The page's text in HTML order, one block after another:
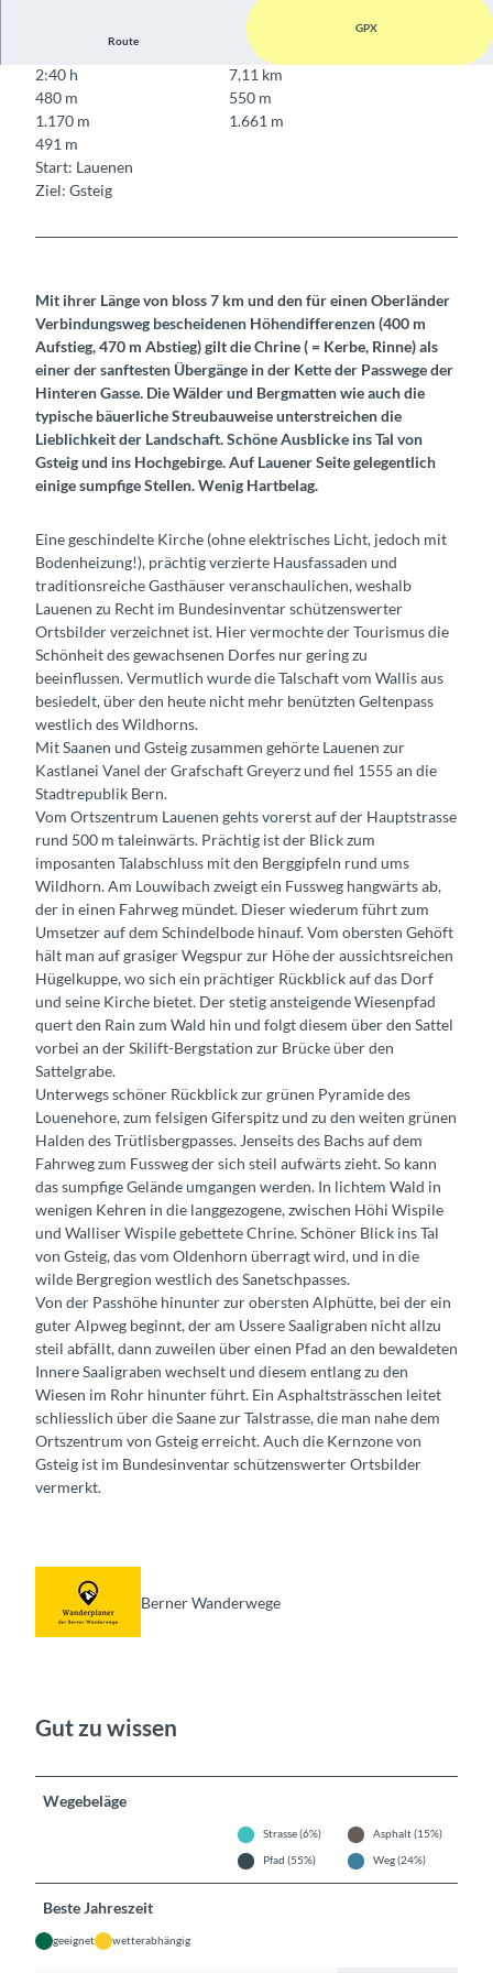
Route
GPX
2:40 h
7,11 km
480 m
550 m
1.170 m
1.661 m
491 m
Start: Lauenen
Ziel: Gsteig
Mit ihrer Länge von bloss 7 km und den für einen Oberländer
Verbindungsweg bescheidenen Höhendifferenzen (400 m
Aufstieg, 470 m Abstieg) gilt die Chrine ( = Kerbe, Rinne) als
einer der sanftesten Übergänge in der Kette der Passwege der
Hinteren Gasse. Die Wälder und Bergmatten wie auch die
typische bäuerliche Streubauweise unterstreichen die
Lieblichkeit der Landschaft. Schöne Ausblicke ins Tal von
Gsteig und ins Hochgebirge. Auf Lauener Seite gelegentlich
einige sumpfige Stellen. Wenig Hartbelag.
Eine geschindelte Kirche (ohne elektrisches Licht, jedoch mit
Bodenheizung!), prächtig verzierte Hausfassaden und
traditionsreiche Gasthäuser veranschaulichen, weshalb
Lauenen zu Recht im Bundesinventar schützenswerter
Ortsbilder verzeichnet ist. Hier vermochte der Tourismus die
Schönheit des gewachsenen Dorfes nur gering zu
beeinflussen. Vermutlich wurde die Talschaft vom Wallis aus
besiedelt, über den heute nicht mehr benützten Geltenpass
westlich des Wildhorns.
Mit Saanen und Gsteig zusammen gehörte Lauenen zur
Kastlanei Vanel der Grafschaft Greyerz und fiel 1555 an die
Stadtrepublik Bern.
Vom Ortszentrum Lauenen gehts vorerst auf der Hauptstrasse
rund 500 m taleinwärts. Prächtig ist der Blick zum
imposanten Talabschluss mit den Berggipfeln rund ums
Wildhorn. Am Louwibach zweigt ein Fussweg hangwärts ab,
der in einen Fahrweg mündet. Dieser wiederum führt zum
Umsetzer auf dem Schindelbode hinauf. Vom obersten Gehöft
hält man auf grasiger Wegspur zur Höhe der aussichtsreichen
Hügelkuppe, wo sich ein prächtiger Rückblick auf das Dorf
und seine Kirche bietet. Der stetig ansteigende Wiesenpfad
quert den Rain zum Wald hin und folgt diesem über den Sattel
vorbei an der Skilift-Bergstation zur Brücke über den
Sattelgrabe.
Unterwegs schöner Rückblick zur grünen Pyramide des
Louenehore, zum felsigen Giferspitz und zu den weiten grünen
Halden des Trütlisbergpasses. Jenseits des Bachs auf dem
Fahrweg zum Fussweg der sich steil aufwärts zieht. So kann
das sumpfige Gelände umgangen werden. In lichtem Wald in
wenigen Kehren in die langgezogene, zwischen Höhi Wispile
und Walliser Wispile gebettete Chrine. Schöner Blick ins Tal
von Gsteig, das vom Oldenhorn überragt wird, und in die
wilde Bergregion westlich des Sanetschpasses.
Von der Passhöhe hinunter zur obersten Alphütte, bei der ein
guter Alpweg beginnt, der am Ussere Saaligraben nicht allzu
steil abfällt, dann zuweilen über einen Pfad an den bewaldeten
Innere Saaligraben wechselt und diesem entlang zu den
Wiesen im Rohr hinunter führt. Ein Asphaltsträsschen leitet
schliesslich über die Saane zur Talstrasse, die man nahe dem
Ortszentrum von Gsteig erreicht. Auch die Kernzone von
Gsteig ist im Bundesinventar schützenswerter Ortsbilder
vermerkt.
Berner Wanderwege
Gut zu wissen
Wegebeläge
Strasse (6%)
Asphalt (15%)
Pfad (55%)
Weg (24%)
Beste Jahreszeit
geeignet wetterabhängig